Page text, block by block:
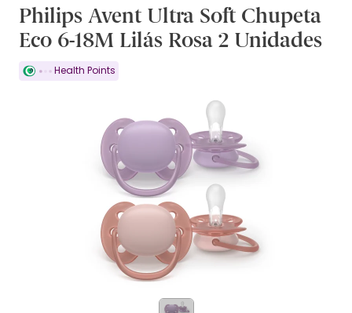
Philips Avent Ultra Soft Chupeta
Eco 6-18M Lilás Rosa 2 Unidades
Health Points